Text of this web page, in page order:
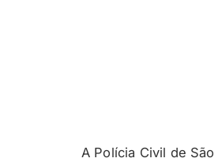
A Polícia Civil de